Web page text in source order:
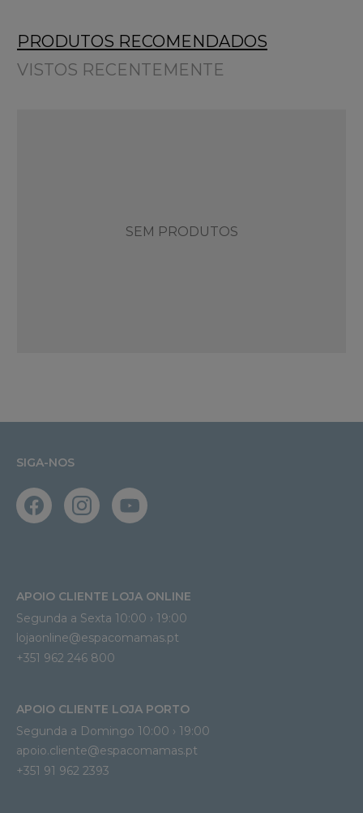
PRODUTOS RECOMENDADOS
VISTOS RECENTEMENTE
SEM PRODUTOS
SIGA-NOS
APOIO CLIENTE LOJA ONLINE
Segunda a Sexta 10:00 › 19:00
lojaonline@espacomamas.pt
+351 962 246 800
APOIO CLIENTE LOJA PORTO
Segunda a Domingo 10:00 › 19:00
apoio.cliente@espacomamas.pt
+351 91 962 2393